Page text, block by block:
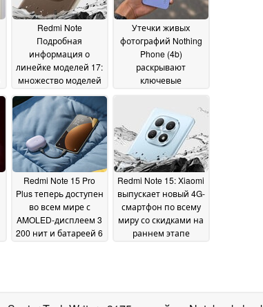
Redmi Note
Подробная
информация о
линейке моделей 17:
множество моделей
диапазоном и
мощными
аккумуляторами30
June 2026
Утечки живых
фотографий Nothing
Phone (4b)
раскрывают
ключевые
30
June 2026
Redmi Note 15 Pro
Plus теперь доступен
во всем мире с
AMOLED-дисплеем 3
200 нит и батареей 6
Redmi Note 15: Xiaomi
выпускает новый 4G-
смартфон по всему
миру со скидками на
раннем этапе